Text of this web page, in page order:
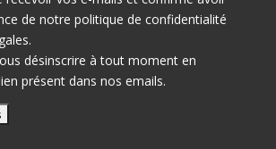
de notre politique de confidentialité
désinscrire à tout moment en
présent dans nos emails.